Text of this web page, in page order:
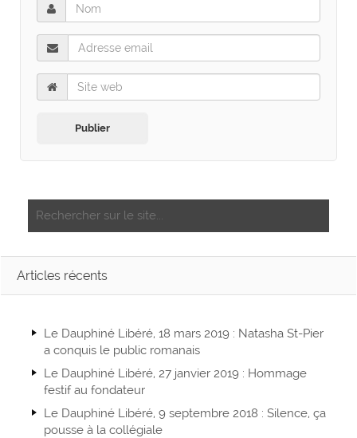
Articles récents
Le Dauphiné Libéré, 18 mars 2019 : Natasha St-Pier
a conquis le public romanais
Le Dauphiné Libéré, 27 janvier 2019 : Hommage
festif au fondateur
Le Dauphiné Libéré, 9 septembre 2018 : Silence, ça
pousse à la collégiale